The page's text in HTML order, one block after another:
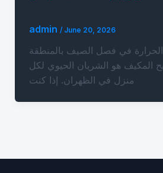
admin / June 20, 2026
في فصل الصيف بالمنطقة
المكيف هو الشريان الحيوي لكل
منزل في الظهران. إذا كنت